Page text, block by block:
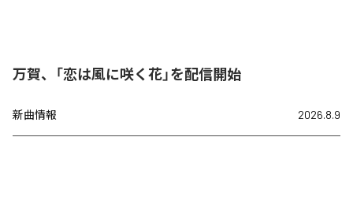
万賀、「恋は風に咲く花」を配信開始
新曲情報 2026.8.9